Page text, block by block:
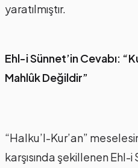
yaratılmıştır.
Ehl-i Sünnet’in Cevabı:
Mahlûk Değildir”
“Halku’l-Kur’an”
karşısında şekillenen Ehl-i